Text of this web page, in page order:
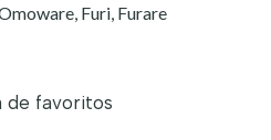
Furi, Furare
de favoritos